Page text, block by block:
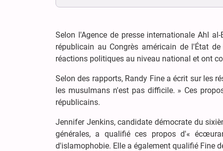
Selon l'Agence de presse internationale Ahl
républicain au Congrès américain de l'État
réactions politiques au niveau national et ont
Selon des rapports, Randy Fine a écrit sur les
les musulmans n'est pas difficile. » Ces
républicains.
Jennifer Jenkins, candidate démocrate du
générales, a qualifié ces propos d'«
d'islamophobie. Elle a également qualifié Fine